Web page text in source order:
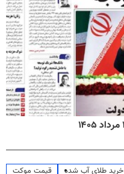
خرید طلای آب شده
قیمت موکت